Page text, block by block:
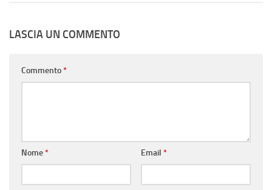
LASCIA UN COMMENTO
Commento*
Nome* Email *